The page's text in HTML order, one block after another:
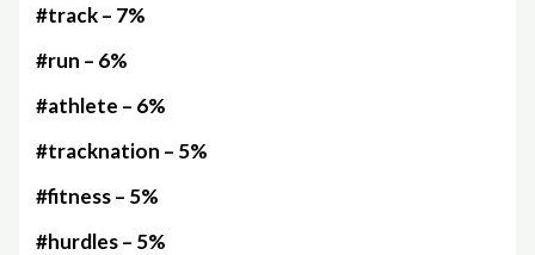
#track – 7%
#run – 6%
#athlete – 6%
#tracknation – 5%
#fitness – 5%
#hurdles – 5%